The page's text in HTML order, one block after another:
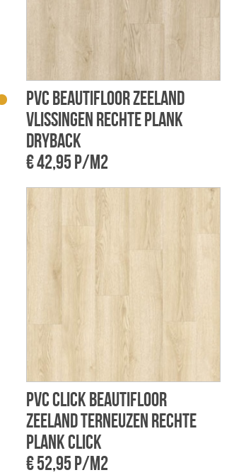
PVC Beautifloor Zeeland
Vlissingen rechte plank
dryback
€ 42,95 p/m2
PVC Click Beautifloor
Zeeland Terneuzen rechte
plank click
€ 52,95 p/m2